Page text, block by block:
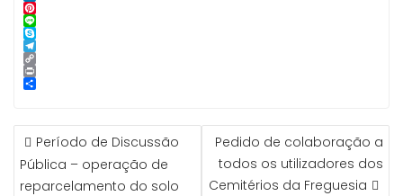
o
k
e
r
s
A
p
p
s
e
n
g
e
r
a
i
l
m
a
i
l
L
i
n
k
e
d
I
P
i
n
t
e
r
L
i
n
e
S
k
y
p
T
e
l
m
C
o
n
k
P
e
NAVEGAÇÃO
DE
ARTIGOS
Período de Discussão
Pública – operação de
reparcelamento do solo
Pedido de colaboração a
todos os utilizadores dos
Cemitérios da Freguesia